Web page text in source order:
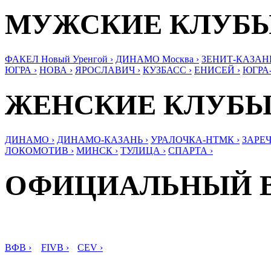
МУЖСКИЕ
ФАКЕЛ Новый Уренгой › ДИНАМО Москва › ЗЕНИТ-
ЮГРА › НОВА › ЯРОСЛАВИЧ › КУЗБАСС › ЕНИСЕЙ ›
ЖЕНСКИЕ
ДИНАМО › ДИНАМО-КАЗАНЬ › УРАЛОЧКА-НТМК ›
ЛОКОМОТИВ › МИНСК › ТУЛИЦА › СПАРТА ›
ОФИЦИАЛЬНЫЙ
ВФВ › FIVB › CEV ›